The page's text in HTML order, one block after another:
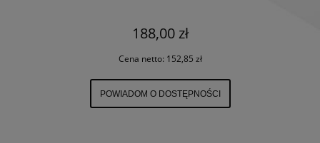
188,00 zł
Cena netto: 152,85 zł
POWIADOM O DOSTĘPNOŚCI